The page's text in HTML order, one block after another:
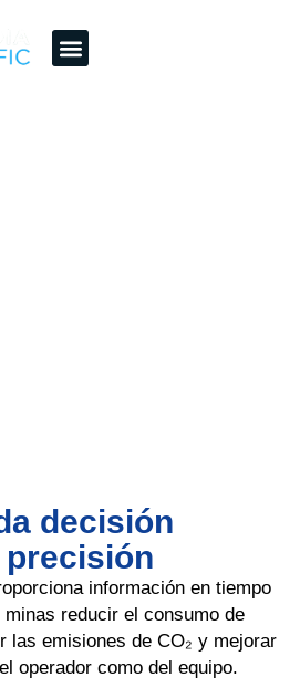
decisión
información en tiempo
reducir el consumo de
las emisiones de CO₂ y mejorar
operador como del equipo.